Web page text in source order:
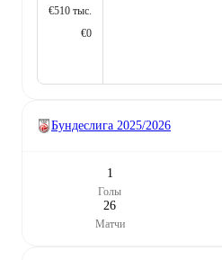
€510 тыс.
€0
Бундеслига 2025/2026
1
Голы
26
Матчи